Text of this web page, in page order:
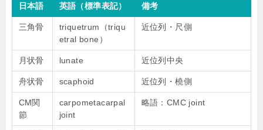
日本語 英語（標準表記） 備考
三角骨
triquetrum（triqu
etral bone）
近位列・尺側
月状骨 lunate 近位列中央
舟状骨 scaphoid 近位列・橈側
CM関
節
carpometacarpal
joint
略語：CMC joint